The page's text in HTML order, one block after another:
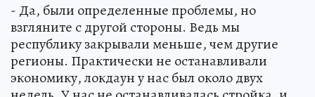
- Да, были определенные проблемы, но
взгляните с другой стороны. Ведь мы
республику закрывали меньше, чем другие
регионы. Практически не останавливали
экономику, локдаун у нас был около двух